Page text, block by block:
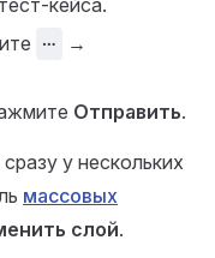
кейса.
⋯
→
Отправить.
у нескольких
массовых
слой.